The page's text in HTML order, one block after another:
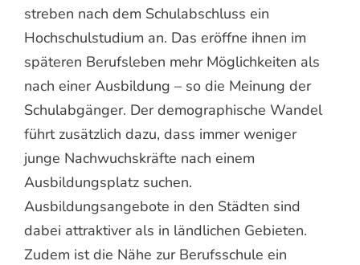
streben nach dem Schulabschluss ein
Hochschulstudium an. Das eröffne ihnen im
späteren Berufsleben mehr Möglichkeiten als
nach einer Ausbildung – so die Meinung der
Schulabgänger. Der demographische Wandel
führt zusätzlich dazu, dass immer weniger
junge Nachwuchskräfte nach einem
Ausbildungsplatz suchen.
Ausbildungsangebote in den Städten sind
dabei attraktiver als in ländlichen Gebieten.
Zudem ist die Nähe zur Berufsschule ein